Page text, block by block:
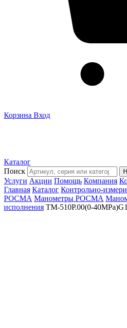
Корзина Вход
Каталог
Поиск
Услуги Акции Помощь Компания
Главная Каталог Контрольно-
РОСМА Манометры РОСМА
исполнения ТМ-510Р.00(0-